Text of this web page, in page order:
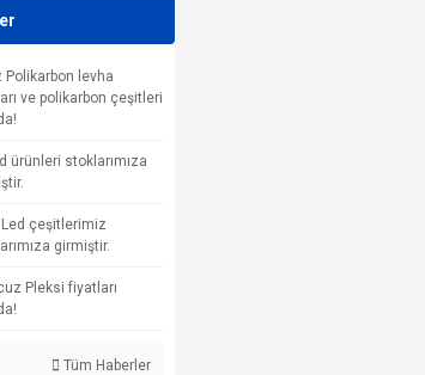
Polikarbon levha
ve polikarbon çeşitleri
ürünleri stoklarımıza
çeşitlerimiz
girmiştir.
Pleksi fiyatları
Tüm Haberler